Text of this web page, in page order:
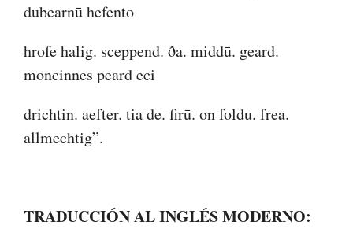
dubearnū hefento
hrofe halig. sceppend. ða. middū. geard.
moncinnes peard eci
drichtin. aefter. tia de. firū. on foldu. frea.
allmechtig”.
TRADUCCIÓN AL INGLÉS MODERNO: